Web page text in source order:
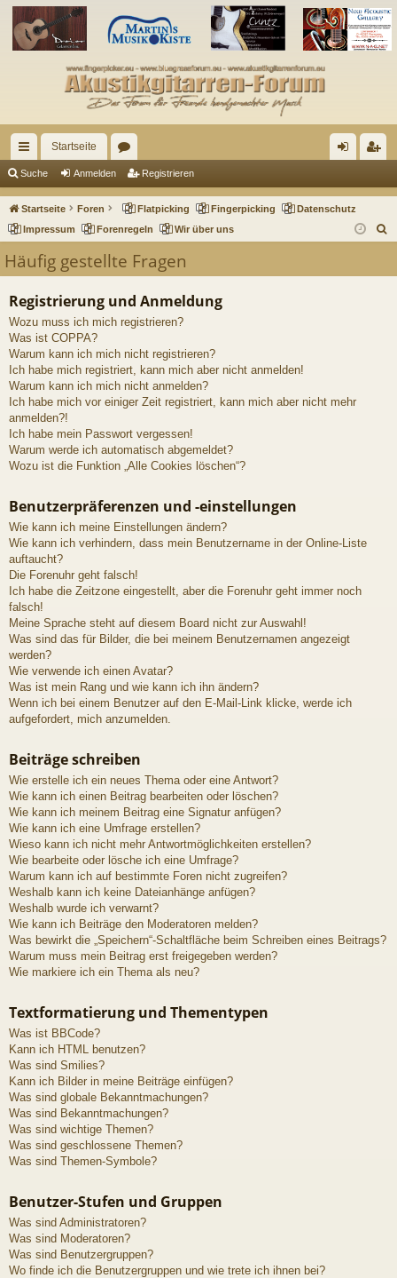
ch
ne
llz
riff
Startseite
en m
n
ist
rie
n
Suche Anmelden Registrieren
Startseite Foren Flatpicking Fingerpicking
Datenschutz
Impressum
Forenregeln Wir über uns
Häufig gestellte Fragen
Registrierung und Anmeldung
Wozu muss ich mich registrieren?
Was ist COPPA?
Warum kann ich mich nicht registrieren?
Ich habe mich registriert, kann mich aber nicht anmelden!
Warum kann ich mich nicht anmelden?
Ich habe mich vor einiger Zeit registriert, kann mich aber nicht mehr
anmelden?!
Ich habe mein Passwort vergessen!
Warum werde ich automatisch abgemeldet?
Wozu ist die Funktion „Alle Cookies löschen“?
Benutzerpräferenzen und -einstellungen
Wie kann ich meine Einstellungen ändern?
Wie kann ich verhindern, dass mein Benutzername in der Online-Liste
auftaucht?
Die Forenuhr geht falsch!
Ich habe die Zeitzone eingestellt, aber die Forenuhr geht immer noch
falsch!
Meine Sprache steht auf diesem Board nicht zur Auswahl!
Was sind das für Bilder, die bei meinem Benutzernamen angezeigt
werden?
Wie verwende ich einen Avatar?
Was ist mein Rang und wie kann ich ihn ändern?
Wenn ich bei einem Benutzer auf den E-Mail-Link klicke, werde ich
aufgefordert, mich anzumelden.
Beiträge schreiben
Wie erstelle ich ein neues Thema oder eine Antwort?
Wie kann ich einen Beitrag bearbeiten oder löschen?
Wie kann ich meinem Beitrag eine Signatur anfügen?
Wie kann ich eine Umfrage erstellen?
Wieso kann ich nicht mehr Antwortmöglichkeiten erstellen?
Wie bearbeite oder lösche ich eine Umfrage?
Warum kann ich auf bestimmte Foren nicht zugreifen?
Weshalb kann ich keine Dateianhänge anfügen?
Weshalb wurde ich verwarnt?
Wie kann ich Beiträge den Moderatoren melden?
Was bewirkt die „Speichern“-Schaltfläche beim Schreiben eines Beitrags?
Warum muss mein Beitrag erst freigegeben werden?
Wie markiere ich ein Thema als neu?
Textformatierung und Thementypen
Was ist BBCode?
Kann ich HTML benutzen?
Was sind Smilies?
Kann ich Bilder in meine Beiträge einfügen?
Was sind globale Bekanntmachungen?
Was sind Bekanntmachungen?
Was sind wichtige Themen?
Was sind geschlossene Themen?
Was sind Themen-Symbole?
Benutzer-Stufen und Gruppen
Was sind Administratoren?
Was sind Moderatoren?
Was sind Benutzergruppen?
Wo finde ich die Benutzergruppen und wie trete ich ihnen bei?